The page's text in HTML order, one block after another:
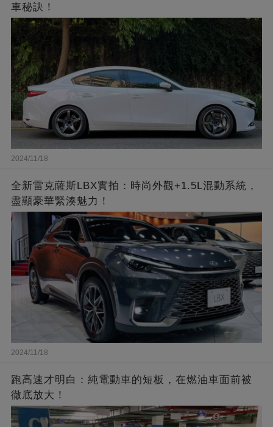
車秘訣！
2024/11/18
全新雷克薩斯LBX實拍：時尚外觀+1.5L混動系統，
盡顯豪華緊湊魅力！
2024/11/18
跑高速才明白：純電動車的短板，在燃油車面前被
徹底放大！